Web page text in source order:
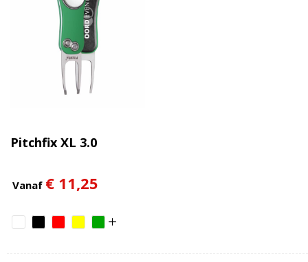
Pitchfix XL 3.0
Vanaf € 11,25